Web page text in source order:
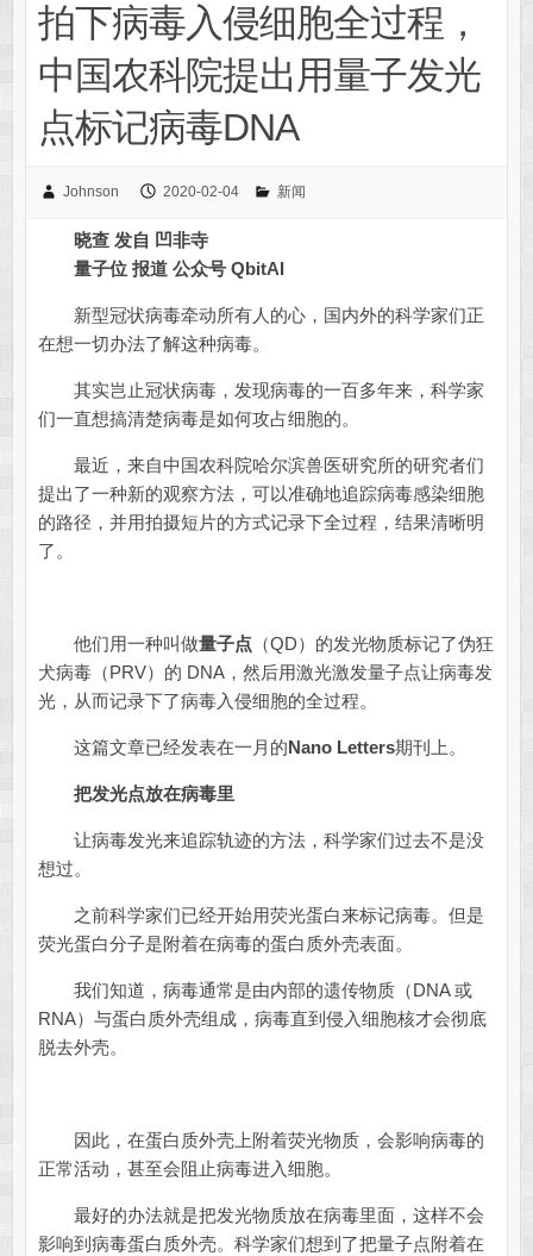
拍下病毒入侵细胞全过程，
中国农科院提出用量子发光
点标记病毒DNA
Johnson 2020-02-04 新闻
晓查 发自 凹非寺
量子位 报道 公众号 QbitAI
新型冠状病毒牵动所有人的心，国内外的科学家们正
在想一切办法了解这种病毒。
其实岂止冠状病毒，发现病毒的一百多年来，科学家
们一直想搞清楚病毒是如何攻占细胞的。
最近，来自中国农科院哈尔滨兽医研究所的研究者们
提出了一种新的观察方法，可以准确地追踪病毒感染细胞
的路径，并用拍摄短片的方式记录下全过程，结果清晰明
了。
他们用一种叫做量子点（QD）的发光物质标记了伪狂
犬病毒（PRV）的 DNA，然后用激光激发量子点让病毒发
光，从而记录下了病毒入侵细胞的全过程。
这篇文章已经发表在一月的Nano Letters期刊上。
把发光点放在病毒里
让病毒发光来追踪轨迹的方法，科学家们过去不是没
想过。
之前科学家们已经开始用荧光蛋白来标记病毒。但是
荧光蛋白分子是附着在病毒的蛋白质外壳表面。
我们知道，病毒通常是由内部的遗传物质（DNA 或
RNA）与蛋白质外壳组成，病毒直到侵入细胞核才会彻底
脱去外壳。
因此，在蛋白质外壳上附着荧光物质，会影响病毒的
正常活动，甚至会阻止病毒进入细胞。
最好的办法就是把发光物质放在病毒里面，这样不会
影响到病毒蛋白质外壳。科学家们想到了把量子点附着在